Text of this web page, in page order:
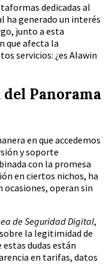
dedicadas al
ha generado un interés
junto a esta
que afecta la
servicios: ¿es Alawin
Panorama
en que accedemos
y soporte
con la promesa
en ciertos nichos, ha
operan sin
de Seguridad Digital,
la legitimidad de
dudas están
en tarifas, datos